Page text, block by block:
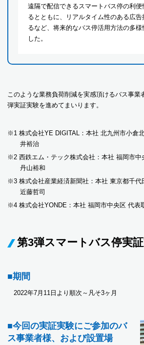
遠隔で配信できるスマートバス停の利便
るとともに、リアルタイム性のある広告
るなど、将来的なバス停活用方法の多様
した。
このような業務負荷削減を実感頂けるバス事業
弾実証実験を進めてまいります。
※1 株式会社YE DIGITAL：本社 北九州市小倉
井裕治
※2 西鉄エム・テック株式会社：本社 福岡市中
丹山裕和
※3 株式会社産業経済新聞社：本社 東京都千代
近藤哲司
※4 株式会社YONDE：本社 福岡市中央区 代表
第3弾スマートバス停実
■期間
2022年7月11日より順次～凡そ3ヶ月
■今回の実証実験にご参加のバ
ス事業者様、および設置場